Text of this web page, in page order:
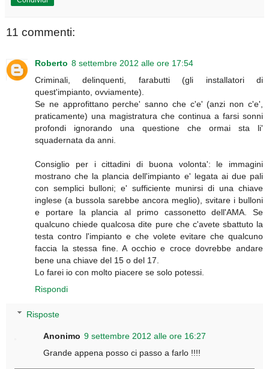
11 commenti:
Roberto 8 settembre 2012 alle ore 17:54
Criminali, delinquenti, farabutti (gli installatori di
quest'impianto, ovviamente).
Se ne approfittano perche' sanno che c'e' (anzi non c'e',
praticamente) una magistratura che continua a farsi sonni
profondi ignorando una questione che ormai sta li'
squadernata da anni.
Consiglio per i cittadini di buona volonta': le immagini
mostrano che la plancia dell'impianto e' legata ai due pali
con semplici bulloni; e' sufficiente munirsi di una chiave
inglese (a bussola sarebbe ancora meglio), svitare i bulloni
e portare la plancia al primo cassonetto dell'AMA. Se
qualcuno chiede qualcosa dite pure che c'avete sbattuto la
testa contro l'impianto e che volete evitare che qualcuno
faccia la stessa fine. A occhio e croce dovrebbe andare
bene una chiave del 15 o del 17.
Lo farei io con molto piacere se solo potessi.
Rispondi
Risposte
Anonimo 9 settembre 2012 alle ore 16:27
Grande appena posso ci passo a farlo !!!!